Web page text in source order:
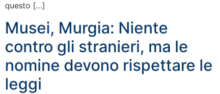
questo […]
Musei, Murgia: Niente
contro gli stranieri, ma le
nomine devono rispettare le
leggi